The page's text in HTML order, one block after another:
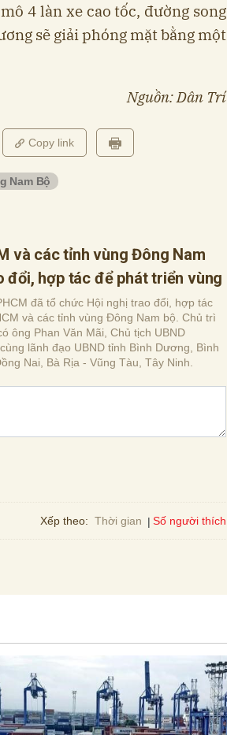
4 làn xe cao tốc, đường song
sẽ giải phóng mặt bằng một
Nguồn: Dân Trí
Copy link
Nam Bộ
và các tỉnh vùng Đông Nam
đổi, hợp tác để phát triển vùng
đã tổ chức Hội nghị trao đổi, hợp tác
và các tỉnh vùng Đông Nam bộ. Chủ trì
ông Phan Văn Mãi, Chủ tịch UBND
lãnh đạo UBND tỉnh Bình Dương, Bình
Nai, Bà Rịa - Vũng Tàu, Tây Ninh.
Xếp theo: Thời gian Số người thích